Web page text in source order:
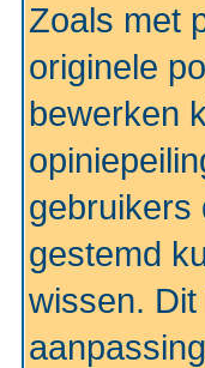
Zoals met
originele
bewerken
gebruikers
gestemd
wissen.